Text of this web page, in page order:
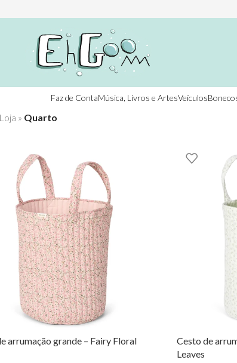
Faz de ContaMúsica, Livros e ArtesVeículos
Loja » Quarto
arrumação grande – Fairy Floral
Cesto de
Leaves